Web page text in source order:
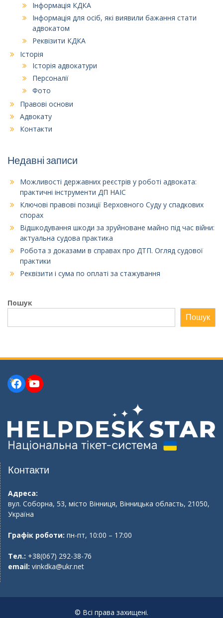
Інформація КДКА
Інформація для осіб, які виявили бажання стати
адвокатом
Реквізити КДКА
Історія
Історія адвокатури
Персоналії
Фото
Правові основи
Адвокату
Контакти
Недавні записи
Можливості державних реєстрів у роботі адвоката:
практичні інструменти ДП НАІС
Ключові правові позиції Верховного Суду у спадкових
спорах
Відшкодування шкоди за зруйноване майно під час війни:
актуальна судова практика
Робота з доказами в справах про ДТП. Огляд судової
практики
Реквізити і сума по оплаті за стажування
Пошук
Пошук
Facebook
YouTube
Контакти
Адреса:
вул. Соборна, 53, місто Вінниця, Вінницька область, 21050,
Україна
Графік роботи: пн-пт, 10:00 – 17:00
Тел.: +38(067) 292-38-76
email: vinkdka@ukr.net
© Всі права захищені.